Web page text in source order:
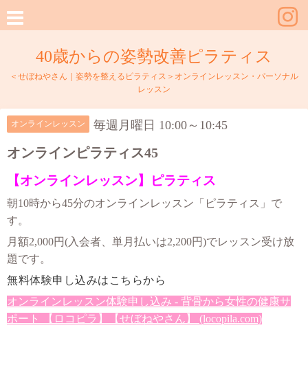
40歳からの姿勢改善ピラティス
＜せぼねやさん｜姿勢を整えるピラティス＞オンラインレッスン・パーソナル
レッスン
オンラインレッスン 毎週月曜日 10:00～10:45
オンラインピラティス45
【オンラインレッスン】ピラティス
朝10時から45分のオンラインレッスン「ピラティス」で
す。
月額2,000円(入会者、単月払いは2,200円)でレッスン受け放
題です。
無料体験申し込みはこちらから
オンラインレッスン体験申し込み - 背骨から女性の健康サ
ポート 【ロコピラ】【せぼねやさん】 (locopila.com)